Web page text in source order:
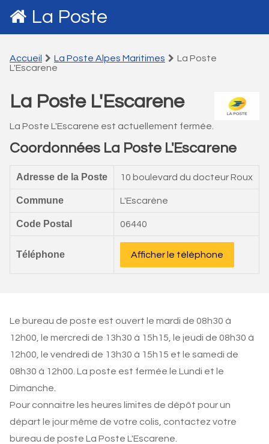
La Poste
Accueil La Poste Alpes Maritimes
La Poste
L'Escarene
La Poste L'Escarene
La Poste L'Escarene est actuellement fermée.
Coordonnées La Poste L'Escarene
Adresse de la Poste 10 boulevard du docteur Roux
Commune L'Escarène
Code Postal 06440
Téléphone Afficher le téléphone
Le bureau de poste est ouvert le mardi de 08h30 à
12h00, le mercredi de 13h30 à 15h15, le jeudi de 08h30 à
12h00, le vendredi de 13h30 à 15h15 et le samedi de
08h30 à 12h00. La poste est fermée le Lundi et le
Dimanche.
Pour connaitre les heures limites de dépôt pour un
départ le jour même de votre colis, contactez votre
bureau de poste La Poste L'Escarene.